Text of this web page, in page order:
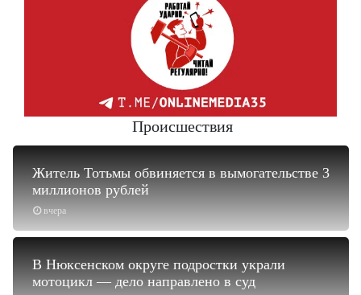
Происшествия
вчера
Житель Тотьмы обвиняется в вымогательстве 3
миллионов рублей
В Нюксенском округе подростки украли
мотоцикл — дело направлено в суд